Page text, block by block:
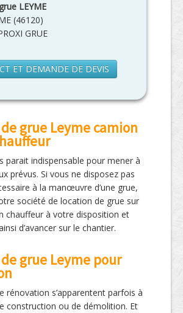
LEYME
(46120)
GRUE
ET DEMANDE DE DEVIS
grue Leyme camion
parait indispensable pour mener à
prévus. Si vous ne disposez pas
à la manœuvre d’une grue,
société de location de grue sur
chauffeur à votre disposition et
d’avancer sur le chantier.
grue Leyme pour
rénovation s’apparentent parfois à
construction ou de démolition. Et